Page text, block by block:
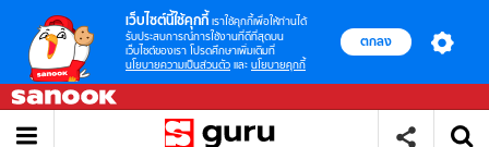
เว็บไซต์นี้ใช้คุกกี้ เราใช้คุกกี้เพื่อให้ท่านได้
รับประสบการณ์การใช้งานที่ดีที่สุดบน
เว็บไซต์ของเรา โปรดศึกษาเพิ่มเติมที่
นโยบายความเป็นส่วนตัว และ นโยบายคุกกี้
ตกลง